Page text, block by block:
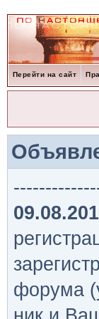
Перейти на сайт
форума